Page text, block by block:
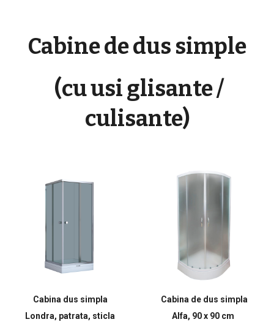
Cabine de dus simple
(cu usi glisante /
culisante)
Cabina dus simpla
Londra, patrata, sticla
Cabina de dus simpla
Alfa, 90 x 90 cm